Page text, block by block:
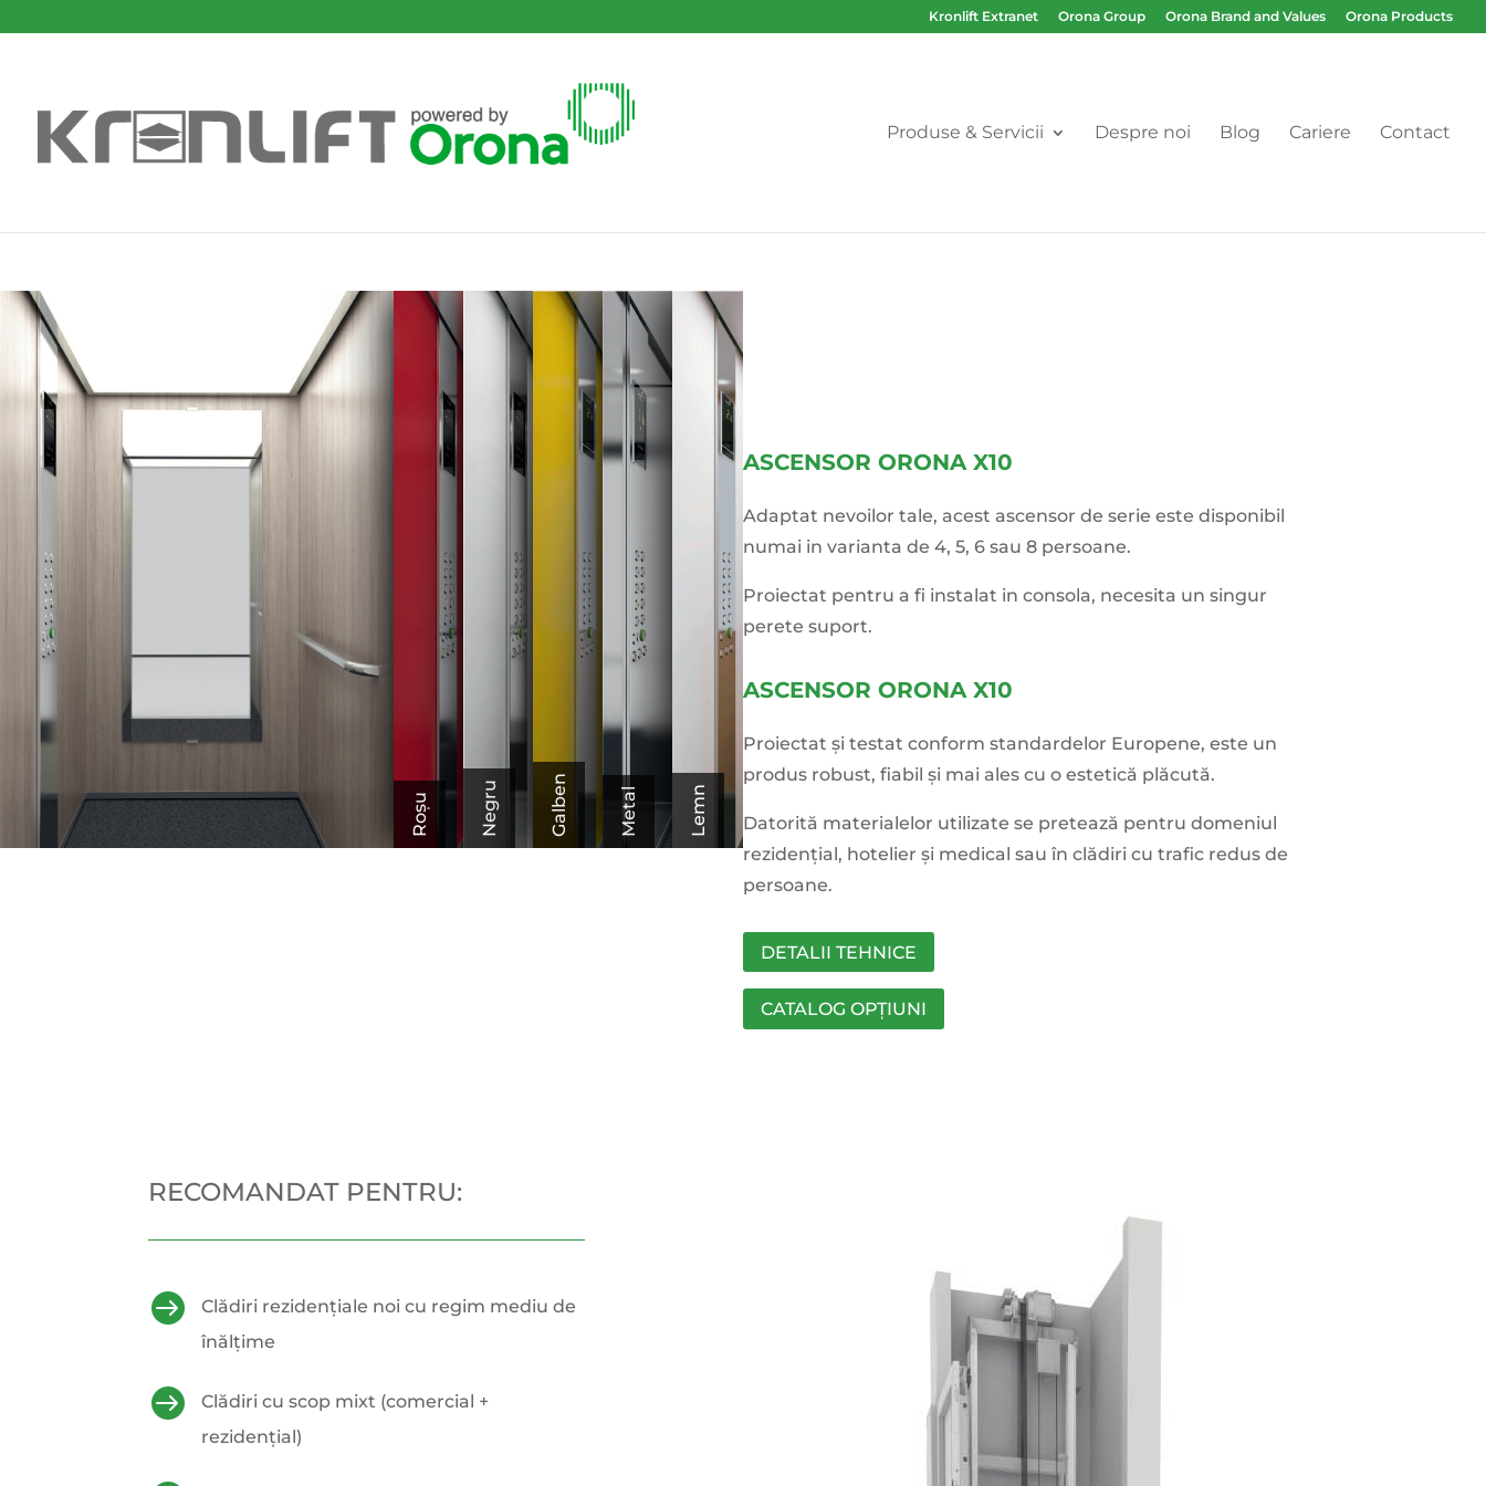
Kronlift Extranet Orona Group Orona Brand and Values Orona Products
Produse & Servicii Despre noi Blog Cariere Contact
Roșu Negru Galben Metal Lemn
ASCENSOR ORONA X10
Adaptat nevoilor tale, acest ascensor de serie este disponibil
numai in varianta de 4, 5, 6 sau 8 persoane.
Proiectat pentru a fi instalat in consola, necesita un singur
perete suport.
ASCENSOR ORONA X10
Proiectat și testat conform standardelor Europene, este un
produs robust, fiabil și mai ales cu o estetică plăcută.
Datorită materialelor utilizate se pretează pentru domeniul
rezidențial, hotelier și medical sau în clădiri cu trafic redus de
persoane.
DETALII TEHNICE
CATALOG OPȚIUNI
RECOMANDAT PENTRU:

Clădiri rezidențiale noi cu regim mediu de
înălțime

Clădiri cu scop mixt (comercial +
rezidențial)